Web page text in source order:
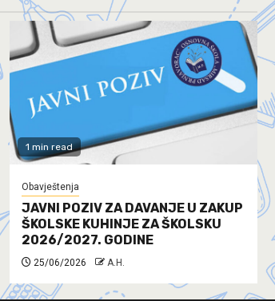
1 min read
Obavještenja
JAVNI POZIV ZA DAVANJE U ZAKUP
ŠKOLSKE KUHINJE ZA ŠKOLSKU
2026/2027. GODINE
25/06/2026 A.H.